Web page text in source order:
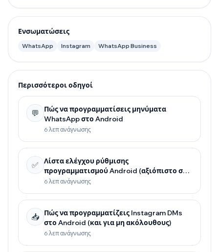
Ενσωματώσεις
WhatsApp Instagram WhatsApp Business
Περισσότεροι οδηγοί
💬
Πώς να προγραμματίσεις μηνύματα
WhatsApp στο Android
6 λεπ ανάγνωσης
✅
Λίστα ελέγχου ρύθμισης
προγραμματισμού Android (αξιόπιστο σε
όλα τα τηλέφωνα)
6 λεπ ανάγνωσης
📥
Πώς να προγραμματίζεις Instagram DMs
στο Android (και για μη ακόλουθους)
6 λεπ ανάγνωσης